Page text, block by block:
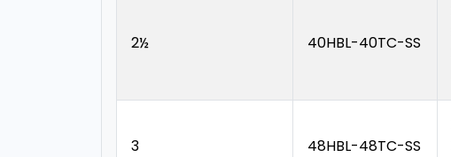
2½ 40HBL-40TC-SS
3 48HBL-48TC-SS